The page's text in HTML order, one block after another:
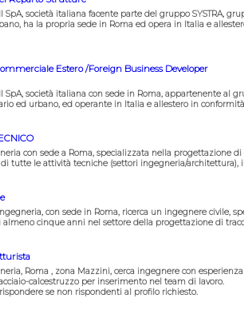
SpA, società italiana facente parte del gruppo
ha la propria sede in Roma ed opera in Italia e
Estero /Foreign Business Developer
SpA, società italiana con sede in Roma, appartenente
ed urbano, ed operante in Italia e allestero in
con sede a Roma, specializzata nella progettazione
tutte le attività tecniche (settori ingegneria/architettura),
con sede in Roma, ricerca un ingegnere civile,
almeno cinque anni nel settore della progettazione di
Roma , zona Mazzini, cerca ingegnere con
calcestruzzo per inserimento nel team di lavoro.
se non rispondenti al profilo richiesto.